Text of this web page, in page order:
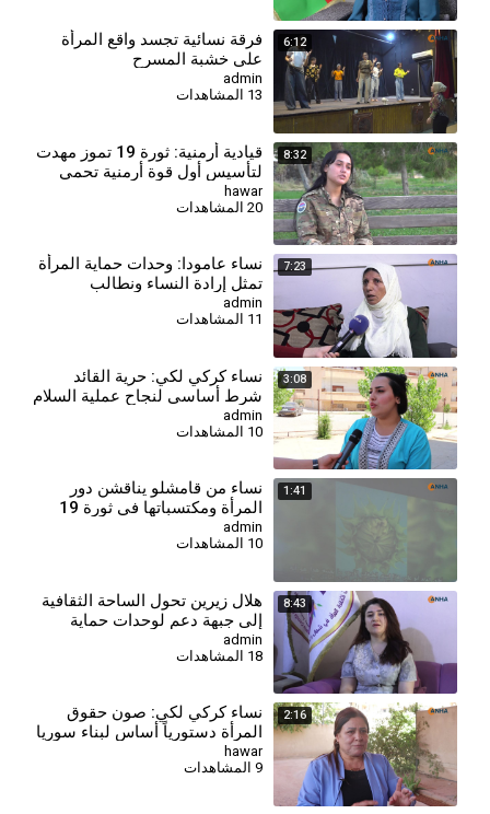
6:12
فرقة نسائية تجسد واقع المرأة
على خشبة المسرح
admin
8:32
قيادية أرمنية: ثورة 19 تموز مهدت
لتأسيس أول قوة أرمنية تحمي
الثقافة وترسخ دور المرأة
hawar
20 المشاهدات
7:23
⁣نساء عامودا: وحدات حماية المرأة
تمثل إرادة النساء ونطالب
بالاعتراف بها في الدستور
السوري
admin
3:08
⁣نساء كركي لكي: حرية القائد
شرط أساسي لنجاح عملية السلام
وحل القضية الكردية
admin
10 المشاهدات
1:41
⁣نساء من قامشلو يناقشن دور
المرأة ومكتسباتها في ثورة 19
تموز
admin
8:43
⁣هلال زيرين تحول الساحة الثقافية
إلى جبهة دعم لوحدات حماية
المرأة
admin
18 المشاهدات
2:16
نساء كركي لكي: صون حقوق
المرأة دستورياً أساس لبناء سوريا
ديمقراطية
hawar